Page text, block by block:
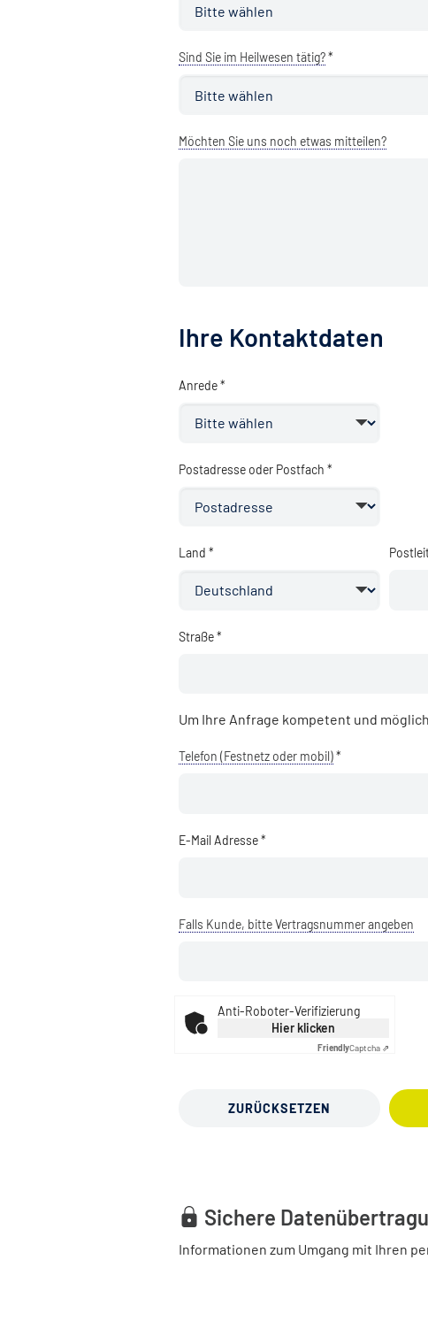
Sind Sie im Heilwesen tätig?*
Möchten Sie uns noch etwas mitteilen?
Ihre Kontaktdaten
Anrede *
Postadresse oder Postfach *
Land *
Straße *
Um Ihre Anfrage kompetent und
Telefon (Festnetz oder mobil)*
E-Mail Adresse *
Falls Kunde, bitte Vertragsnummer angeben
Anti-Roboter-Verifizierung
Hier klicken
FriendlyCaptcha ⇗
ZURÜCKSETZEN
Sichere
Informationen zum Umgang mit Ihren